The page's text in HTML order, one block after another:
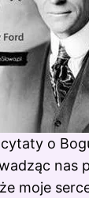
o
nas
moje